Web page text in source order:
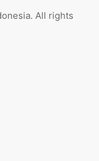
All rights